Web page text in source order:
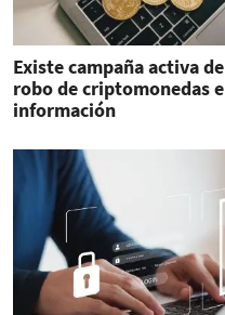
Existe campaña activa de
robo de criptomonedas e
información